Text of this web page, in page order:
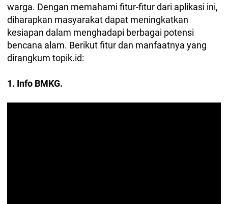
warga. Dengan memahami fitur-fitur dari aplikasi ini,
diharapkan masyarakat dapat meningkatkan
kesiapan dalam menghadapi berbagai potensi
bencana alam. Berikut fitur dan manfaatnya yang
dirangkum topik.id:
1. Info BMKG.